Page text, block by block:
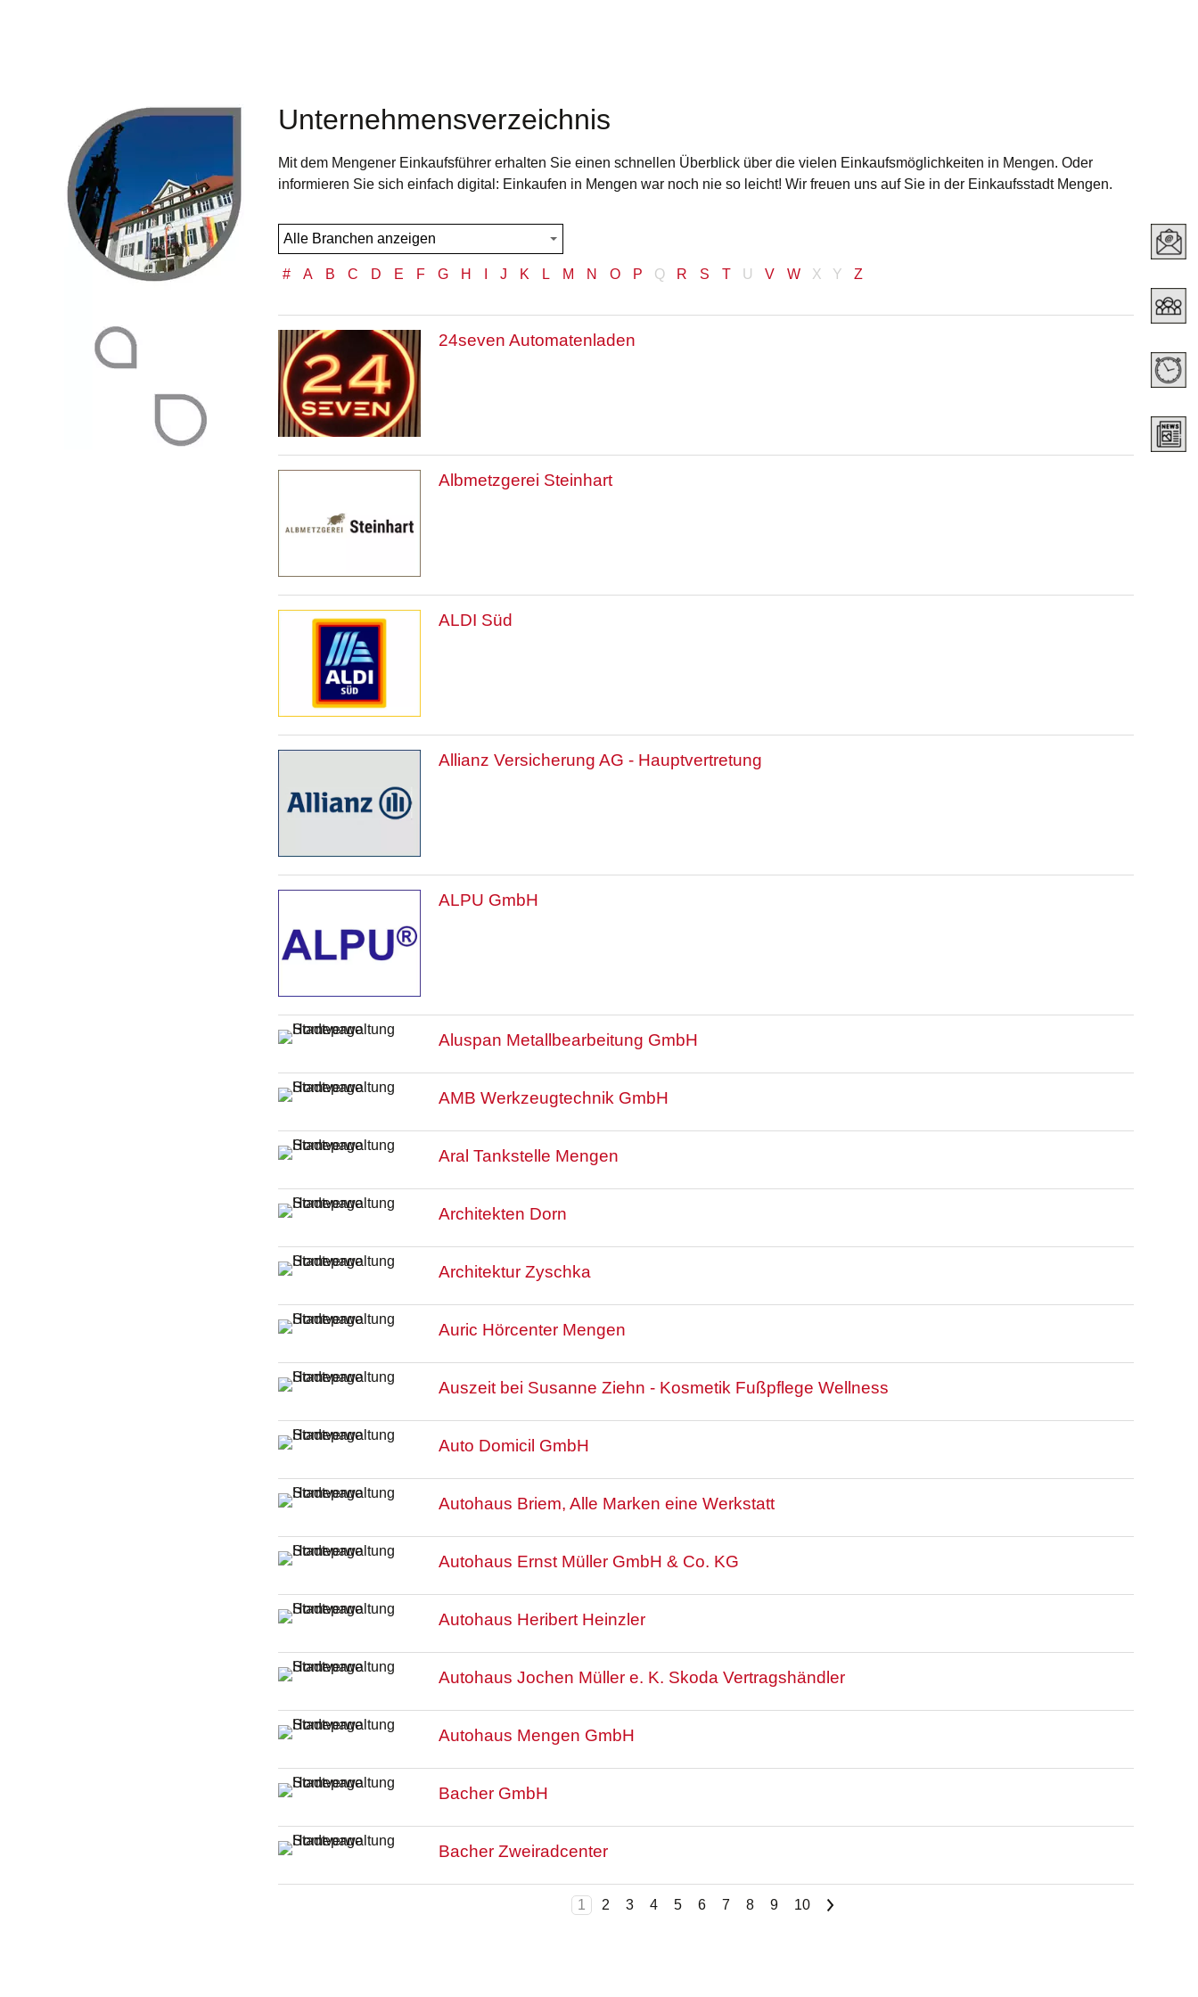
Unternehmensverzeichnis
Mit dem Mengener Einkaufsführer erhalten Sie einen schnellen Überblick über die vielen Einkaufsmöglichkeiten in Mengen. Oder
informieren Sie sich einfach digital: Einkaufen in Mengen war noch nie so leicht! Wir freuen uns auf Sie in der Einkaufsstadt Mengen.
# A B C D E F G H J K L M N O P Q R S T U V W X Y Z
24seven Automatenladen
Albmetzgerei Steinhart
ALDI Süd
Allianz Versicherung AG - Hauptvertretung
ALPU GmbH
Aluspan Metallbearbeitung GmbH
AMB Werkzeugtechnik GmbH
Aral Tankstelle Mengen
Architekten Dorn
Architektur Zyschka
Auric Hörcenter Mengen
Auszeit bei Susanne Ziehn - Kosmetik Fußpflege Wellness
Auto Domicil GmbH
Autohaus Briem, Alle Marken eine Werkstatt
Autohaus Ernst Müller GmbH & Co. KG
Autohaus Heribert Heinzler
Autohaus Jochen Müller e. K. Skoda Vertragshändler
Autohaus Mengen GmbH
Bacher GmbH
Bacher Zweiradcenter
1 2 3 4 5 6 7 8 9 10 >